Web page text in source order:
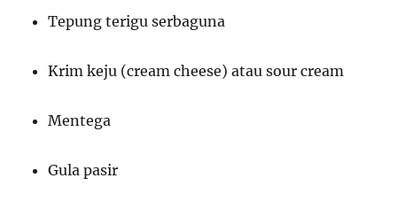
Tepung terigu serbaguna
Krim keju (cream cheese) atau sour cream
Mentega
Gula pasir